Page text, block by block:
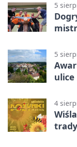
5
5
ulice
4